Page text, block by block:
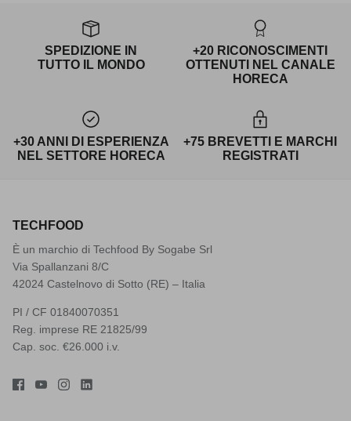
SPEDIZIONE IN
TUTTO IL MONDO
+20 RICONOSCIMENTI
OTTENUTI NEL CANALE
HORECA
+30 ANNI DI ESPERIENZA
NEL SETTORE HORECA
+75 BREVETTI E MARCHI
REGISTRATI
TECHFOOD
È un marchio di Techfood By Sogabe Srl
Via Spallanzani 8/C
42024 Castelnovo di Sotto (RE) – Italia
PI / CF 01840070351
Reg. imprese RE 21825/99
Cap. soc. €26.000 i.v.